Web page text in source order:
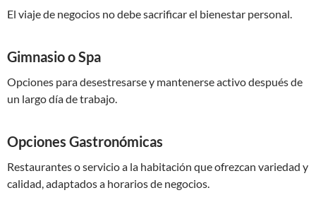
El viaje de negocios no debe sacrificar el bienestar personal.
Gimnasio o Spa
Opciones para desestresarse y mantenerse activo después de
un largo día de trabajo.
Opciones Gastronómicas
Restaurantes o servicio a la habitación que ofrezcan variedad y
calidad, adaptados a horarios de negocios.